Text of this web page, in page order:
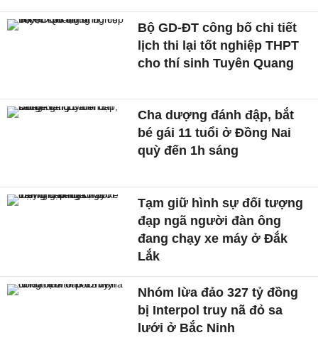
Bộ GD-ĐT công bố chi tiết
lịch thi lại tốt nghiệp THPT
cho thí sinh Tuyên Quang
Cha dượng đánh đập, bắt
bé gái 11 tuổi ở Đồng Nai
quỳ đến 1h sáng
Tạm giữ hình sự đối tượng
đạp ngã người đàn ông
đang chạy xe máy ở Đắk
Lắk
Nhóm lừa đảo 327 tỷ đồng
bị Interpol truy nã đỏ sa
lưới ở Bắc Ninh